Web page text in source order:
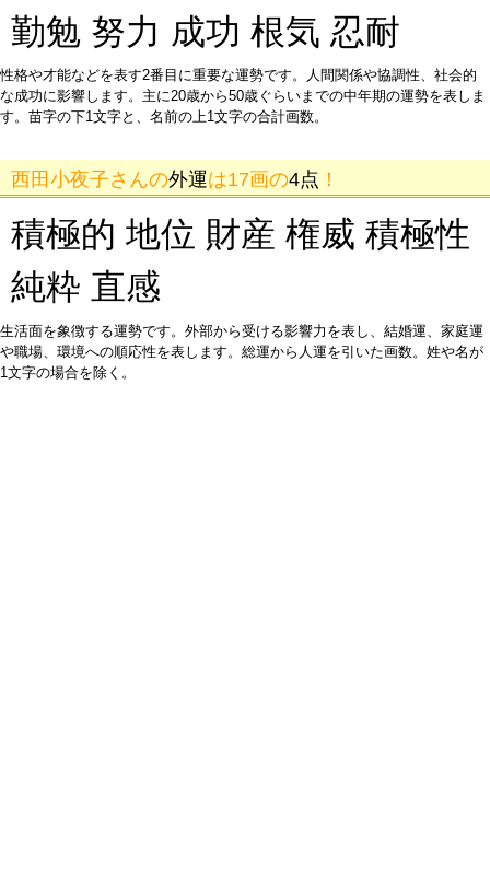
勤勉 努力 成功 根気 忍耐
性格や才能などを表す2番目に重要な運勢です。人間関係や協調性、社会的
な成功に影響します。主に20歳から50歳ぐらいまでの中年期の運勢を表しま
す。苗字の下1文字と、名前の上1文字の合計画数。
西田小夜子さんの外運は17画の4点 ！
積極的 地位 財産 権威 積極性
純粋 直感
生活面を象徴する運勢です。外部から受ける影響力を表し、結婚運、家庭運
や職場、環境への順応性を表します。総運から人運を引いた画数。姓や名が
1文字の場合を除く。